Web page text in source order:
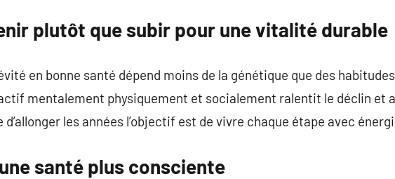
plutôt que subir pour une vitalité durable
en bonne santé dépend moins de la génétique que des
mentalement physiquement et socialement ralentit le déclin et
d’allonger les années l’objectif est de vivre chaque étape avec
santé plus consciente